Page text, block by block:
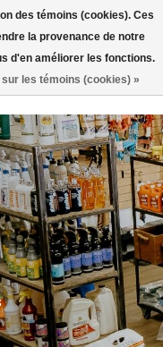
des témoins (cookies). Ces
la provenance de notre
d'en améliorer les fonctions.
les témoins (cookies) »